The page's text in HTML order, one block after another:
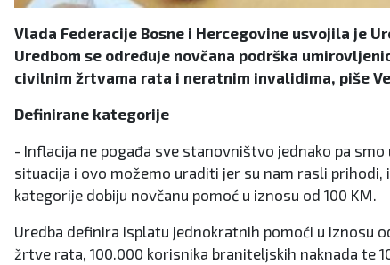
Vlada Federacije Bosne i Hercegovine usvojila je
Uredbom se određuje novčana podrška
civilnim žrtvama rata i neratnim invalidima, piše
Definirane kategorije
- Inflacija ne pogađa sve stanovništvo jednako pa
situacija i ovo možemo uraditi jer su nam rasli prihodi,
kategorije dobiju novčanu pomoć u iznosu od 100 KM.
Uredba definira isplatu jednokratnih pomoći u iznosu
žrtve rata, 100.000 korisnika braniteljskih naknada te